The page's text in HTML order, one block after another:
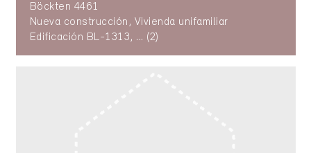
Böckten 4461
Nueva construcción, Vivienda unifamiliar
Edificación BL-1313, ... (2)